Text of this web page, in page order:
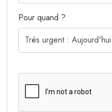
Pour quand ?